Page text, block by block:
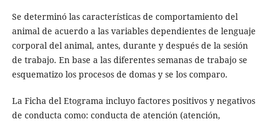
Se determinó las características de comportamiento del
animal de acuerdo a las variables dependientes de lenguaje
corporal del animal, antes, durante y después de la sesión
de trabajo. En base a las diferentes semanas de trabajo se
esquematizo los procesos de domas y se los comparo.
La Ficha del Etograma incluyo factores positivos y negativos
de conducta como: conducta de atención (atención,